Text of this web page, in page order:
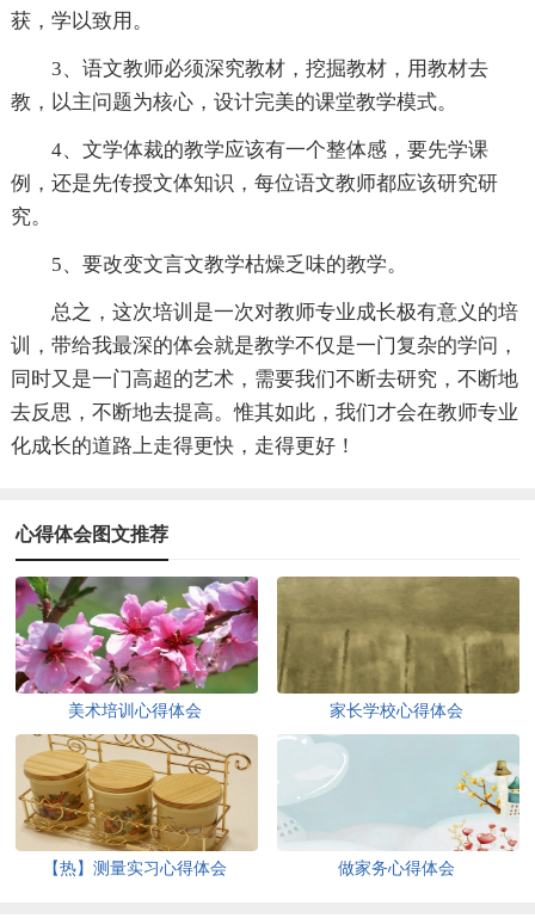
获，学以致用。
3、语文教师必须深究教材，挖掘教材，用教材去
教，以主问题为核心，设计完美的课堂教学模式。
4、文学体裁的教学应该有一个整体感，要先学课
例，还是先传授文体知识，每位语文教师都应该研究研
究。
5、要改变文言文教学枯燥乏味的教学。
总之，这次培训是一次对教师专业成长极有意义的培
训，带给我最深的体会就是教学不仅是一门复杂的学问，
同时又是一门高超的艺术，需要我们不断去研究，不断地
去反思，不断地去提高。惟其如此，我们才会在教师专业
化成长的道路上走得更快，走得更好！
心得体会图文推荐
美术培训心得体会 家长学校心得体会
【热】测量实习心得体会 做家务心得体会